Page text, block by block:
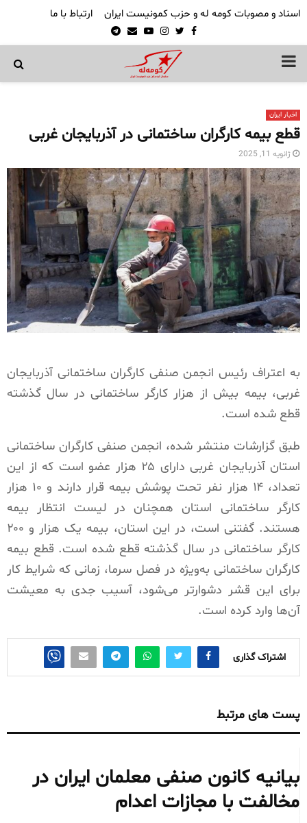
اسناد و مصوبات کومه له و حزب کمونیست ایران ارتباط با ما
Facebook
Twitter
Instagram
Youtube
Email
Telegram
PRIMARY
اخبار ایران
قطع بیمه کارگران ساختمانی در آذربایجان غربی
ژانویه 11, 2025
به اعتراف رئیس انجمن صنفی کارگران ساختمانی آذربایجان
غربی، بیمه بیش از هزار کارگر ساختمانی در سال گذشته
قطع شده است.
طبق گزارشات منتشر شده، انجمن صنفی کارگران ساختمانی
استان آذربایجان غربی دارای ۲۵ هزار عضو است که از این
تعداد، ۱۴ هزار نفر تحت پوشش بیمه قرار دارند و ۱۰ هزار
کارگر ساختمانی استان همچنان در لیست انتظار بیمه
هستند. گفتنی است، در این استان، بیمه یک هزار و ۲۰۰
کارگر ساختمانی در سال گذشته قطع شده است. قطع بیمه
کارگران ساختمانی به‌ویژه در فصل سرما، زمانی که شرایط کار
برای این قشر دشوارتر می‌شود، آسیب جدی به معیشت
آن‌ها وارد کرده است.
اشتراک گذاری
پست های مرتبط
بیانیه کانون صنفی معلمان ایران در
مخالفت با مجازات اعدام